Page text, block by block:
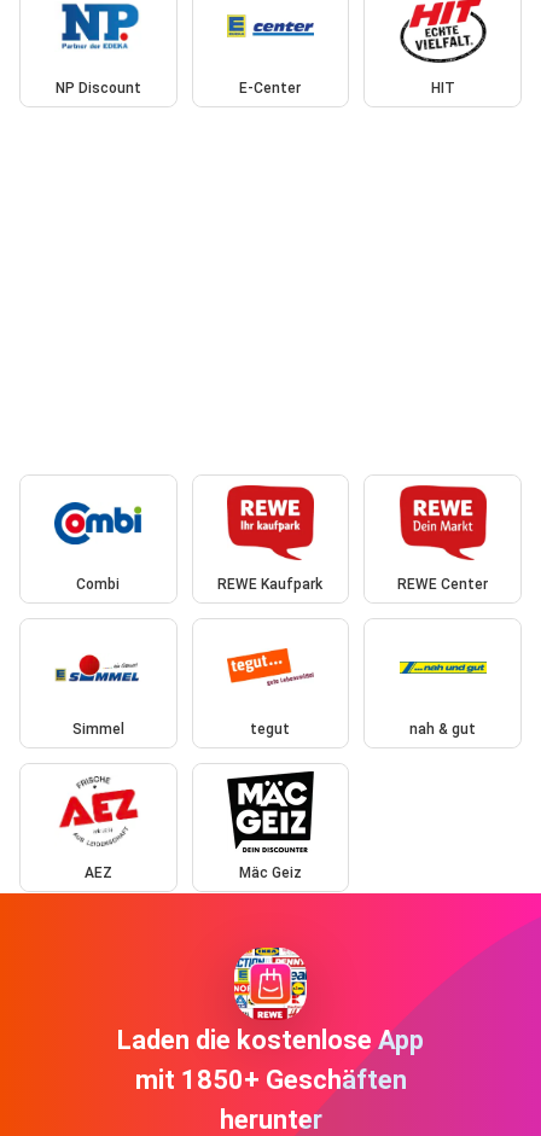
NP Discount E-Center HIT
Combi REWE Kaufpark REWE Center
Simmel tegut nah & gut
AEZ Mäc Geiz
Laden die kostenlose App
mit 1850+ Geschäften
herunter